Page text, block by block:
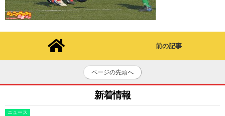
前の記事
ページの先頭へ
新着情報
ニュース